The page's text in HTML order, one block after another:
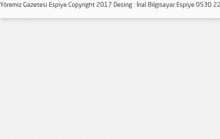
Yöremiz Gazetesi Espiye Copyright 2017 Desing : İnal Bilgisayar Espiye 0530